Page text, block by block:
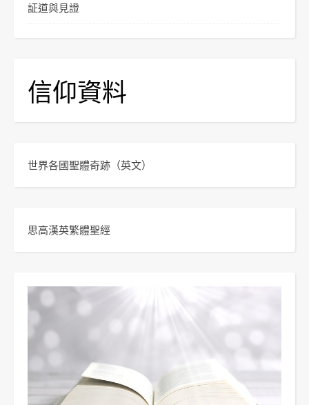
証道與見證
信仰資料
世界各國聖體奇跡 （英文）
思高漢英繁體聖經